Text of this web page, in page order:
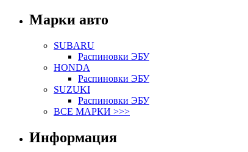
Марки авто
SUBARU
Распиновки ЭБУ
HONDA
Распиновки ЭБУ
SUZUKI
Распиновки ЭБУ
ВСЕ МАРКИ >>>
Информация